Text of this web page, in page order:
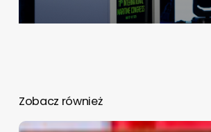
Zobacz również